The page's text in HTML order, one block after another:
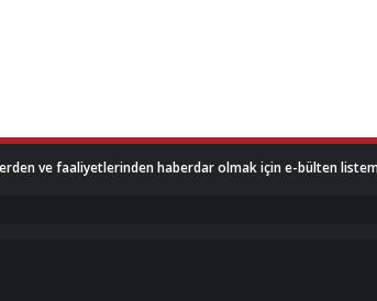
ve faaliyetlerinden haberdar olmak için e-bülten